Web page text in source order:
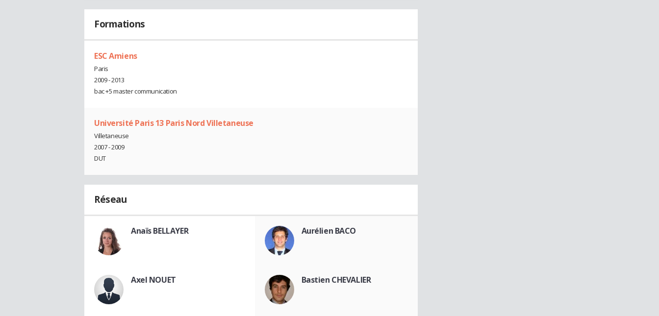
Formations
ESC Amiens
Paris
2009 - 2013
bac +5 master communication
Université Paris 13 Paris Nord Villetaneuse
Villetaneuse
2007 - 2009
DUT
Réseau
Anaïs BELLAYER Aurélien BACO
Axel NOUET Bastien CHEVALIER